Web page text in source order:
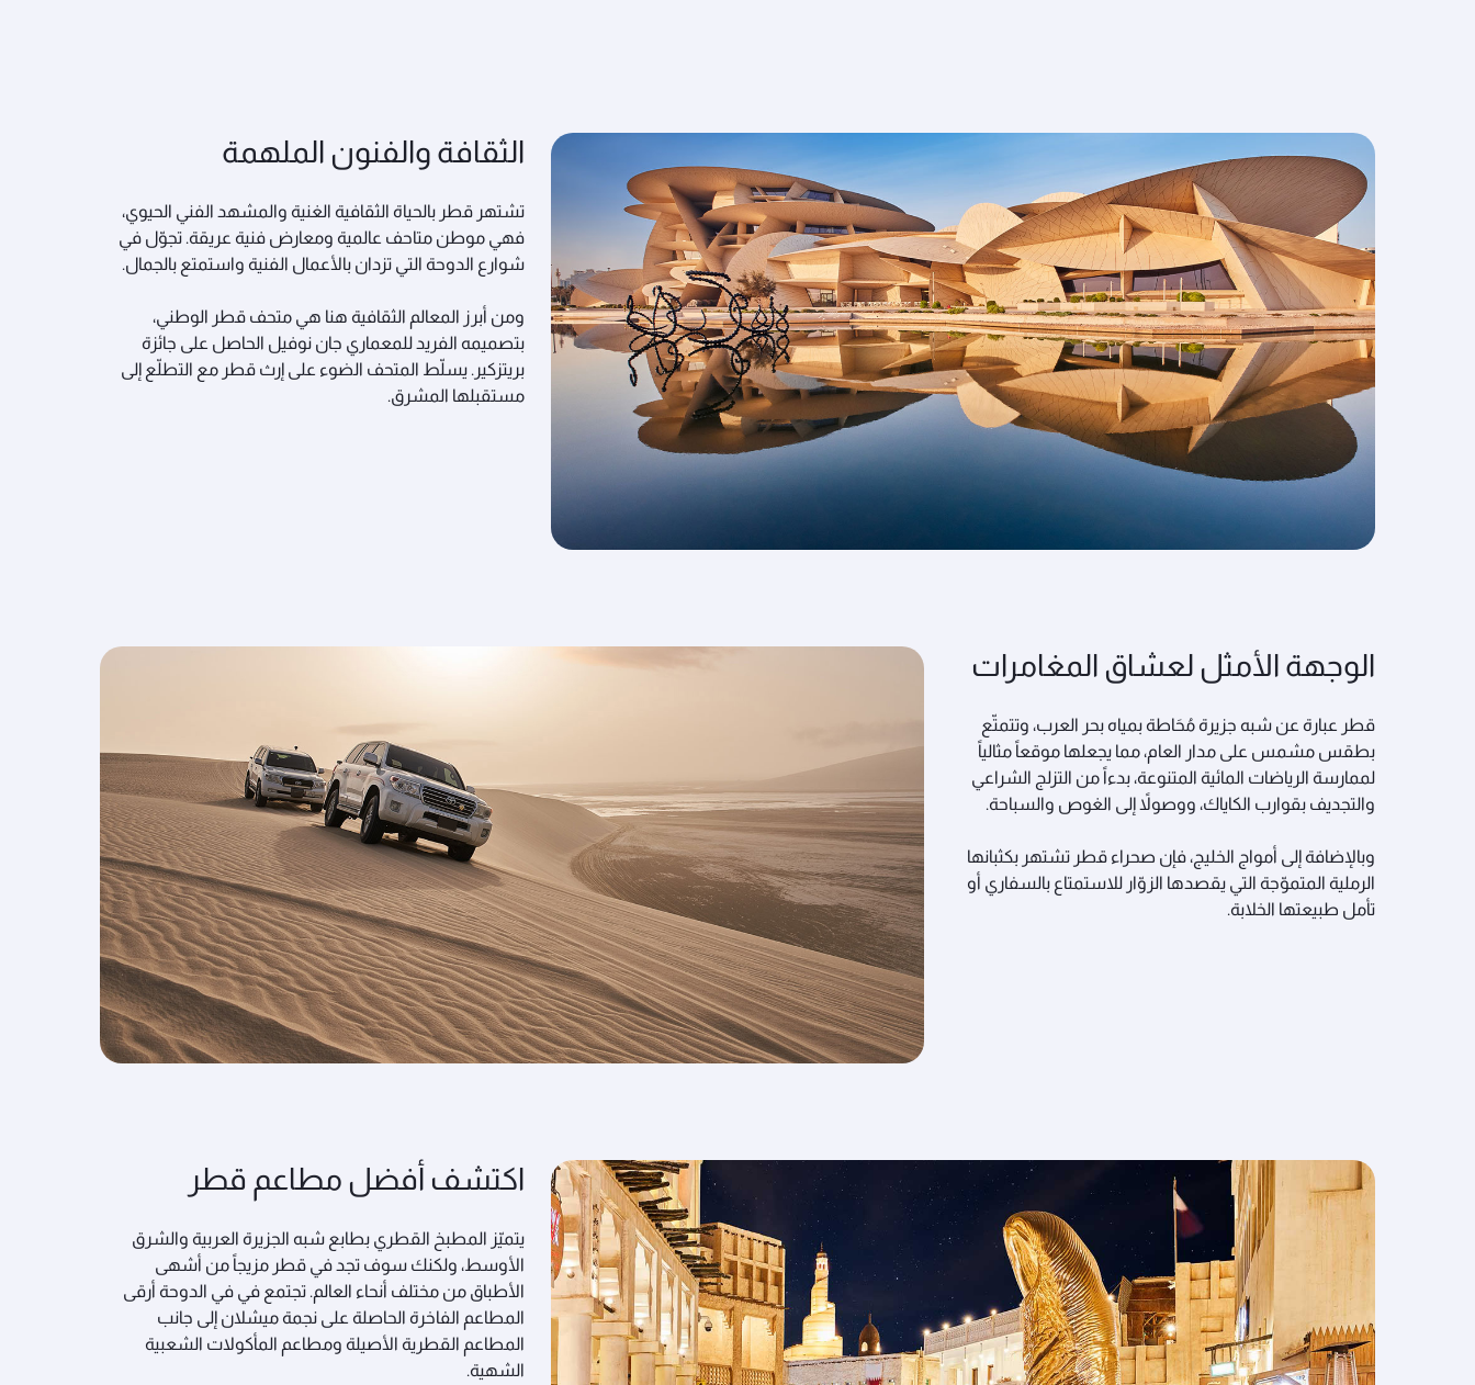
الثقافة والفنون الملهمة
تشتهر قطر بالحياة الثقافية الغنية والمشهد الفني الحيوي،
فهي موطن متاحف عالمية ومعارض فنية عريقة. تجوّل في
شوارع الدوحة التي تزدان بالأعمال الفنية واستمتع بالجمال.
ومن أبرز المعالم الثقافية هنا هي متحف قطر الوطني،
بتصميمه الفريد للمعماري جان نوفيل الحاصل على جائزة
بريتزكير. يسلّط المتحف الضوء على إرث قطر مع التطلّع إلى
مستقبلها المشرق.
الوجهة الأمثل لعشاق المغامرات
قطر عبارة عن شبه جزيرة مُحَاطة بمياه بحر العرب، وتتمتّع
بطقس مشمس على مدار العام، مما يجعلها موقعاً مثالياً
لممارسة الرياضات المائية المتنوعة، بدءاً من التزلج الشراعي
والتجديف بقوارب الكاياك، ووصولاً إلى الغوص والسباحة.
وبالإضافة إلى أمواج الخليج، فإن صحراء قطر تشتهر بكثبانها
الرملية المتموّجة التي يقصدها الزوّار للاستمتاع بالسفاري أو
تأمل طبيعتها الخلابة.
اكتشف أفضل مطاعم قطر
يتميّز المطبخ القطري بطابع شبه الجزيرة العربية والشرق
الأوسط، ولكنك سوف تجد في قطر مزيجاً من أشهى
الأطباق من مختلف أنحاء العالم. تجتمع في في الدوحة أرقى
المطاعم الفاخرة الحاصلة على نجمة ميشلان إلى جانب
المطاعم القطرية الأصيلة ومطاعم المأكولات الشعبية
الشهية.